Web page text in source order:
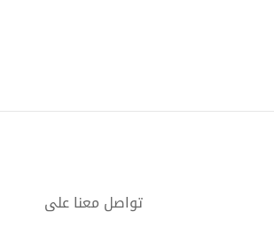
تواصل معنا على